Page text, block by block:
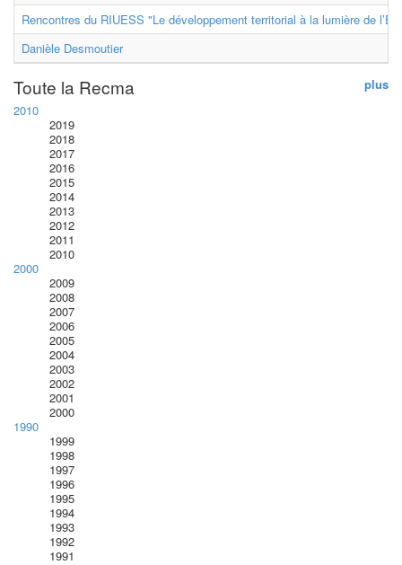
Rencontres du RIUESS "Le développement territorial à la lumière de
Danièle Desmoutier
plus
Toute la Recma
2010
2019
2018
2017
2016
2015
2014
2013
2012
2011
2010
2000
2009
2008
2007
2006
2005
2004
2003
2002
2001
2000
1990
1999
1998
1997
1996
1995
1994
1993
1992
1991